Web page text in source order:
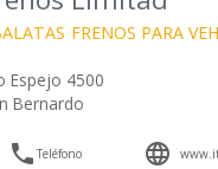
FRENOS PARA
Espejo 4500
Bernardo
Teléfono 